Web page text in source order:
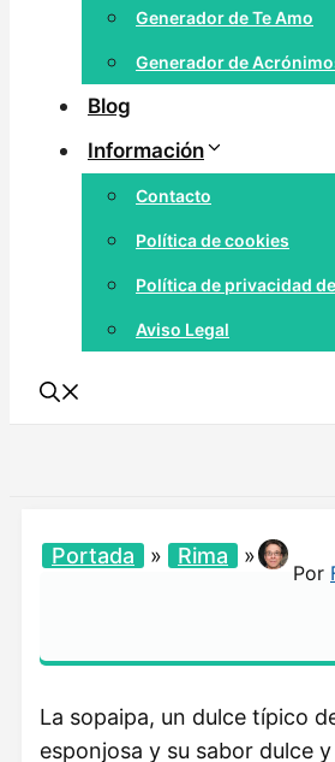
Generador de Te Amo
Generador de
Blog
Información
Contacto
Política de cookies
Política de privacidad
Aviso Legal
Portada » Rima »
Por
La sopaipa, un dulce típico
esponjosa y su sabor dulce